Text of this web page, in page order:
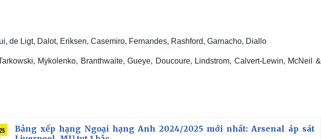
de Ligt, Dalot, Eriksen, Casemiro, Fernandes, Rashford, Garnacho, Diallo
Mykolenko, Branthwaite, Gueye, Doucoure, Lindstrom, Calvert-Lewin, McNeil &
Bảng xếp hạng Ngoại hạng Anh 2024/2025 mới nhất: Arsenal áp sát